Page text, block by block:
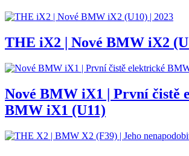
THE iX2 | Nové BMW iX2
Nové BMW iX1 | První čistě
BMW iX1 (U11)